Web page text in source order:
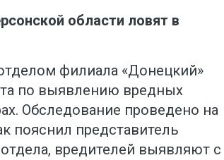
области ловят в
филиала «Донецкий»
по выявлению вредных
Обследование проведено на
пояснил представитель
вредителей выявляют с